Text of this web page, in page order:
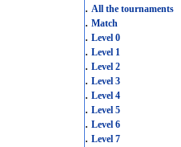
. All the tournaments
. Match
. Level 0
. Level 1
. Level 2
. Level 3
. Level 4
. Level 5
. Level 6
. Level 7